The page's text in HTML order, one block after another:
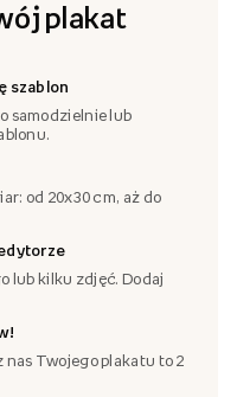
plakat
szablon
samodzielnie lub
od 20x30 cm, aż do
lub kilku zdjęć. Dodaj
Twojego plakatu to 2